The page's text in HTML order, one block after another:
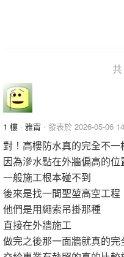
1 樓 · 雅甯 · 發表於 2026-05-06
對！高樓防水真的完全不一
因為滲水點在外牆偏高的位
一般施工根本碰不到
後來是找一間聖堃高空工程
他們是用繩索吊掛那種
直接在外牆施工
做完之後那一面牆就真的完